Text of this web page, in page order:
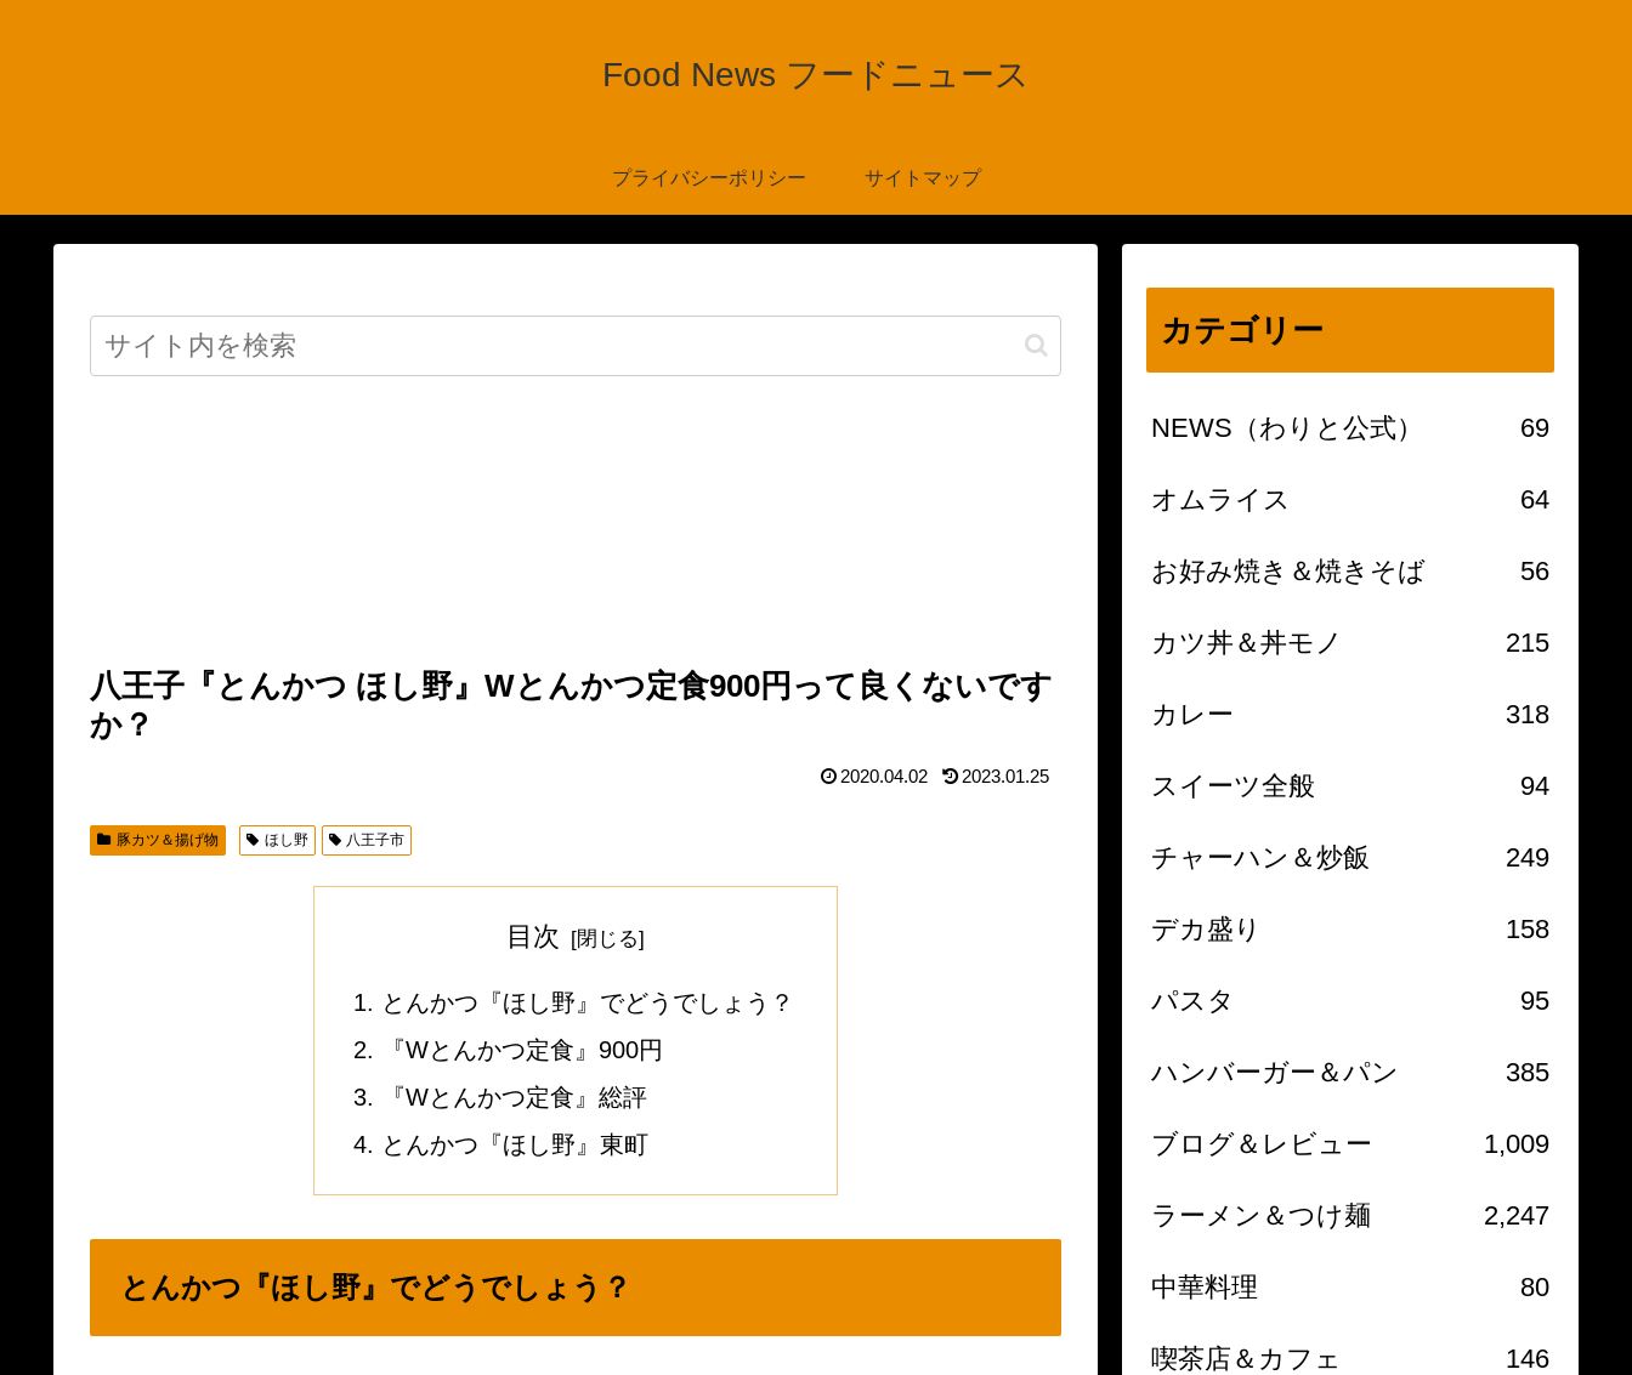
Food News フードニュース
プライバシーポリシー サイトマップ
八王子『とんかつ ほし野』Wとんかつ定食900円って良くないです
か？
2020.04.02 2023.01.25
豚カツ＆揚げ物 ほし野 八王子市
目次
とんかつ『ほし野』でどうでしょう？
『Wとんかつ定食』900円
『Wとんかつ定食』総評
とんかつ『ほし野』東町
とんかつ『ほし野』でどうでしょう？
カテゴリー
NEWS（わりと公式） 69
オムライス 64
お好み焼き＆焼きそば 56
カツ丼＆丼モノ 215
カレー 318
スイーツ全般 94
チャーハン＆炒飯 249
デカ盛り 158
パスタ 95
ハンバーガー＆パン 385
ブログ＆レビュー 1,009
ラーメン＆つけ麺 2,247
中華料理 80
喫茶店＆カフェ 146